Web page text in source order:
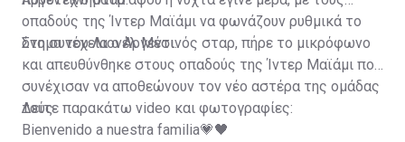
οπαδούς της Ίντερ Μαϊάμι να φωνάζουν ρυθμικά το
όνομα του Λιονέλ Μέσι.
Στη συνέχεια ο Αργεντινός σταρ, πήρε το μικρόφωνο
και απευθύνθηκε στους οπαδούς της Ίντερ Μαϊάμι που
συνέχισαν να αποθεώνουν τον νέο αστέρα της ομάδας
τους.
Δείτε παρακάτω video και φωτογραφίες:
Bienvenido a nuestra familia💗🖤